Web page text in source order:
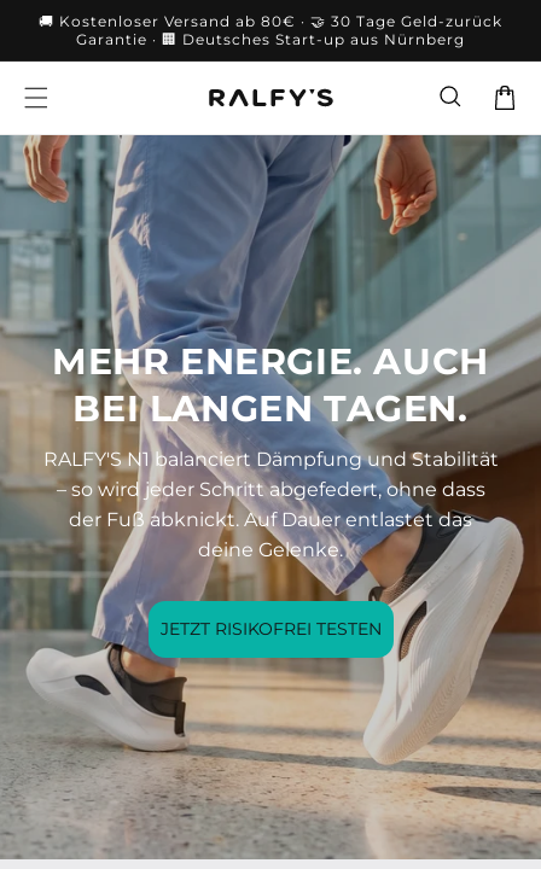
zum
Inhalt
🚚 Kostenloser Versand ab 80€ · 🤝 30 Tage Geld-zurück
Garantie · 🏢 Deutsches Start-up aus Nürnberg
MEHR ENERGIE. AUCH
BEI LANGEN TAGEN.
RALFY'S N1 balanciert Dämpfung und Stabilität
– so wird jeder Schritt abgefedert, ohne dass
der Fuß abknickt. Auf Dauer entlastet das
deine Gelenke.
JETZT RISIKOFREI TESTEN